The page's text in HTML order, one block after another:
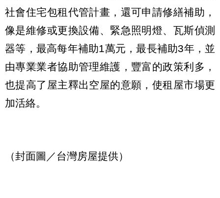
社會住宅包租代管計畫，還可申請修繕補助，
像是維修或更換設備、緊急照明燈、瓦斯偵測
器等，最高每年補助1萬元，最長補助3年，並
由專業業者協助管理維護，豐富的政策利多，
也提高了屋主釋出空屋的意願，使租屋市場更
加活絡。
（封面圖／台灣房屋提供）